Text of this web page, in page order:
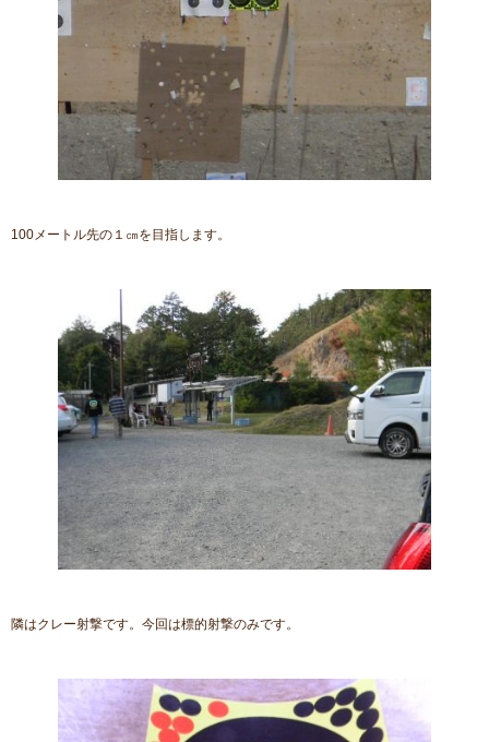
100メートル先の１㎝を目指します。
隣はクレー射撃です。今回は標的射撃のみです。